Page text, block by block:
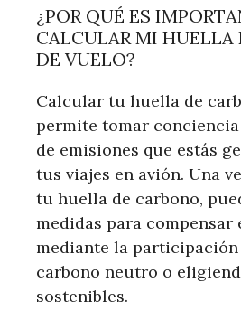
¿POR QUÉ ES
CALCULAR MI HUELLA
DE VUELO?
Calcular tu huella de
permite tomar
de emisiones que estás
tus viajes en avión. Una
tu huella de carbono,
medidas para compensar
mediante la
carbono neutro o
sostenibles.